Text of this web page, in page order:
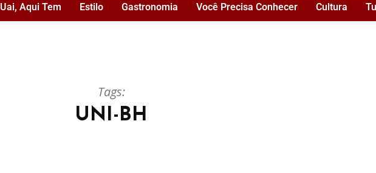
Uai, Aqui Tem Estilo Gastronomia Você Precisa Conhecer Cultura
Tags:
UNI-BH